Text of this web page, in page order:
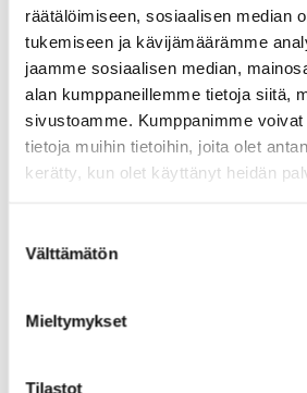
räätälöimiseen, sosiaalisen median
tukemiseen ja kävijämäärämme
jaamme sosiaalisen median,
alan kumppaneillemme tietoja siitä,
sivustoamme. Kumppanimme
tietoja muihin tietoihin, joita olet
kerätty, kun olet käyttänyt heidän
Välttämätön
Mieltymykset
Tilastot
Rakennusvalvonta ja
Rakentamisen luvat
Liitekartta
4_kulttuurimaisemat